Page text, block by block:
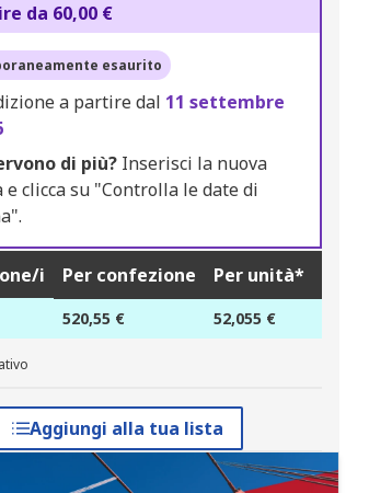
da 60,00 €
esaurito
a partire dal 11 settembre
di più?Inserisci la nuova
clicca su "Controlla le date di
i Per confezione Per unità*
520,55 € 52,055 €
Aggiungi alla tua lista